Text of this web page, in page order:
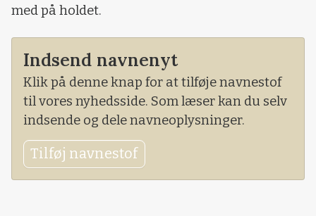
med på holdet.
Indsend navnenyt
Klik på denne knap for at tilføje navnestof
til vores nyhedsside. Som læser kan du selv
indsende og dele navneoplysninger.
Tilføj navnestof